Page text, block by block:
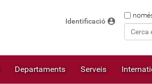
Cerca
Identificació account_circle
Departaments Serveis